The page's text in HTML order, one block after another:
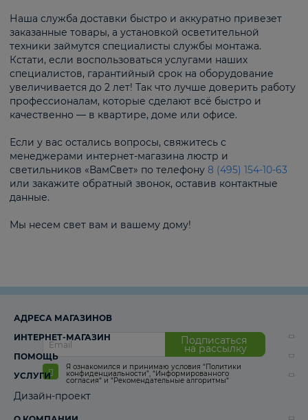
Наша служба доставки быстро и аккуратно привезет
заказанные товары, а установкой осветительной
техники займутся специалисты службы монтажа.
Кстати, если воспользоваться услугами наших
специалистов, гарантийный срок на оборудование
увеличивается до 2 лет! Так что лучше доверить работу
профессионалам, которые сделают всё быстро и
качественно — в квартире, доме или офисе.
Если у вас остались вопросы, свяжитесь с
менеджерами интернет-магазина люстр и
светильников «ВамСвет» по телефону 8 (495) 154-10-63
или закажите обратный звонок, оставив контактные
данные.
Мы несем свет вам и вашему дому!
Подписаться
на рассылку
Я ознакомился и принимаю условия “Политики
конфиденциальности”, “Информированного
согласия“ и “Рекомендательные алгоритмы“
АДРЕСА МАГАЗИНОВ
ИНТЕРНЕТ-МАГАЗИН
ПОМОЩЬ
УСЛУГИ
Дизайн-проект